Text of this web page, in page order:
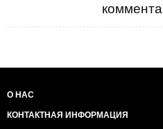
О НАС
КОНТАКТНАЯ ИНФОРМАЦИЯ